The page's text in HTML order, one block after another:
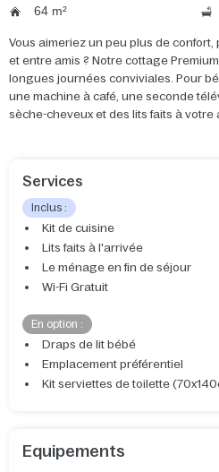
64 m²
Vous aimeriez un peu plus de
et entre amis ? Notre cottage
longues journées conviviales. Pour
une machine à café, une seconde
sèche-cheveux et des lits faits à votre
Services
Inclus :
Kit de cuisine
Lits faits à l'arrivée
Le ménage en fin de séjour
Wi-Fi Gratuit
En option :
Draps de lit bébé
Emplacement préférentiel
Kit serviettes de toilette
Equipements